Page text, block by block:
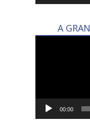
A
00:00